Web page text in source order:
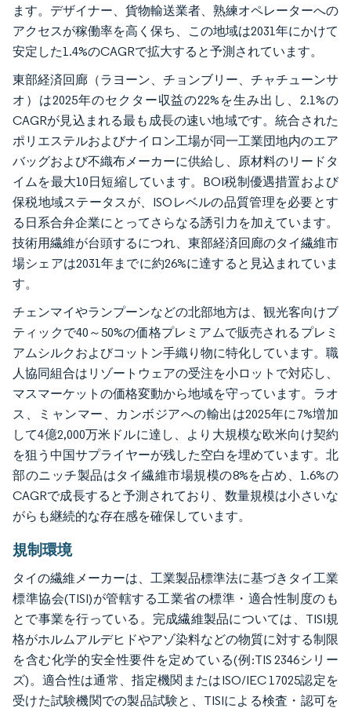
ます。デザイナー、貨物輸送業者、熟練オペレーターへの
アクセスが稼働率を高く保ち、この地域は2031年にかけて
安定した1.4%のCAGRで拡大すると予測されています。
東部経済回廊（ラヨーン、チョンブリー、チャチューンサ
オ）は2025年のセクター収益の22%を生み出し、2.1%の
CAGRが見込まれる最も成長の速い地域です。統合された
ポリエステルおよびナイロン工場が同一工業団地内のエア
バッグおよび不織布メーカーに供給し、原材料のリードタ
イムを最大10日短縮しています。BOI税制優遇措置および
保税地域ステータスが、ISOレベルの品質管理を必要とす
る日系合弁企業にとってさらなる誘引力を加えています。
技術用繊維が台頭するにつれ、東部経済回廊のタイ繊維市
場シェアは2031年までに約26%に達すると見込まれていま
す。
チェンマイやランプーンなどの北部地方は、観光客向けブ
ティックで40～50%の価格プレミアムで販売されるプレミ
アムシルクおよびコットン手織り物に特化しています。職
人協同組合はリゾートウェアの受注を小ロットで対応し、
マスマーケットの価格変動から地域を守っています。ラオ
ス、ミャンマー、カンボジアへの輸出は2025年に7%増加
して4億2,000万米ドルに達し、より大規模な欧米向け契約
を狙う中国サプライヤーが残した空白を埋めています。北
部のニッチ製品はタイ繊維市場規模の8%を占め、1.6%の
CAGRで成長すると予測されており、数量規模は小さいな
がらも継続的な存在感を確保しています。
規制環境
タイの繊維メーカーは、工業製品標準法に基づきタイ工業
標準協会(TISI)が管轄する工業省の標準・適合性制度のも
とで事業を行っている。完成繊維製品については、TISI規
格がホルムアルデヒドやアゾ染料などの物質に対する制限
を含む化学的安全性要件を定めている(例:TIS 2346シリー
ズ)。適合性は通常、指定機関またはISO/IEC 17025認定を
受けた試験機関での製品試験と、TISIによる検査・認可を